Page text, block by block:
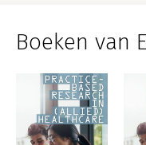
Boeken van